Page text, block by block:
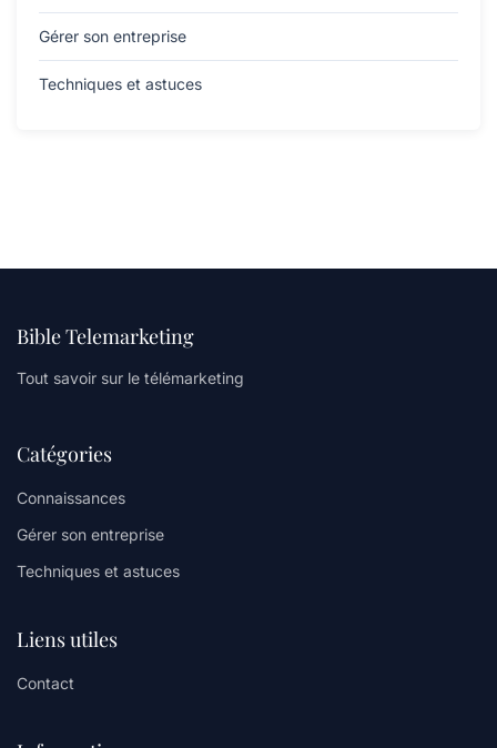
Gérer son entreprise
Techniques et astuces
Bible Telemarketing
Tout savoir sur le télémarketing
Catégories
Connaissances
Gérer son entreprise
Techniques et astuces
Liens utiles
Contact